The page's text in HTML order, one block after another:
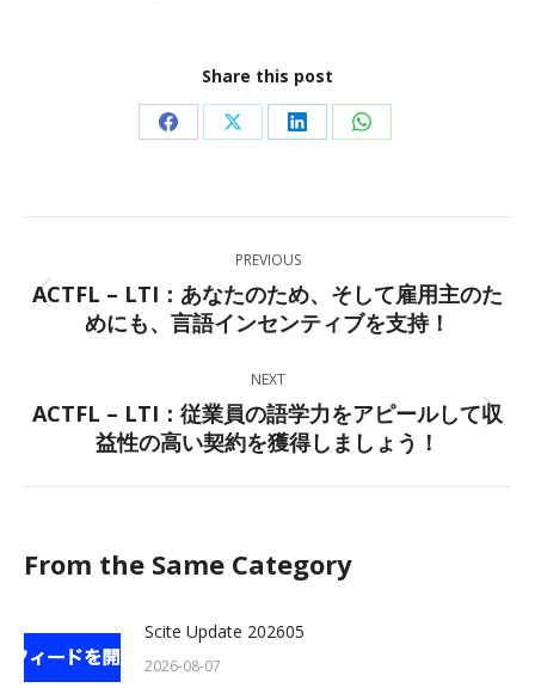
Share this post
Share
Facebook
Share
X
Share
LinkedIn
Share
WhatsApp
navigation
PREVIOUS
Previous
post:
ACTFL – LTI：あなたのため、そして雇用主のた
めにも、言語インセンティブを支持！
NEXT
Next
post:
ACTFL – LTI：従業員の語学力をアピールして収
益性の高い契約を獲得しましょう！
From the Same Category
Scite Update 202605
2026-08-07